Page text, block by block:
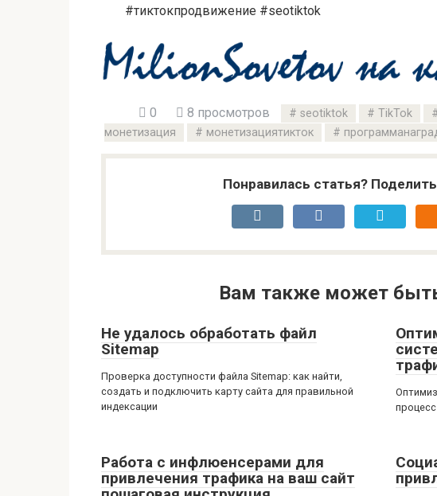
#тиктокпродвижение #seotiktok
0 8 просмотров seotiktok TikTok
монетизация
монетизациятикток
Понравилась статья?
Вам также может
Не удалось обработать файл
Sitemap
Проверка доступности файла Sitemap: как найти,
создать и подключить карту сайта для правильной
индексации
Работа с инфлюенсерами для
привлечения трафика на ваш сайт